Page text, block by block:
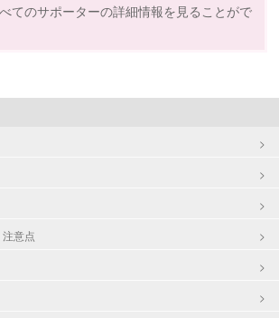
てのサポーターの詳細情報を見ることがで
意点